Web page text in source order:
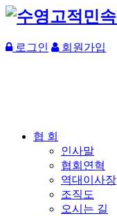
로그인 회원가입
협 회
인사말
협회연혁
역대이사장
조직도
오시는 길